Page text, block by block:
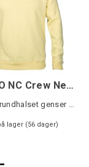
UMBRO NC Crew Neck Sweater Gul 164
Spesial rundhalset genser junior
lager (56 dager)